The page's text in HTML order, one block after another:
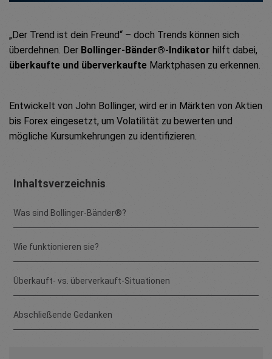
„Der Trend ist dein Freund“ – doch Trends können sich
überdehnen. Der Bollinger-Bänder®-Indikator hilft dabei,
überkaufte und überverkaufte Marktphasen zu erkennen.
Entwickelt von John Bollinger, wird er in Märkten von Aktien
bis Forex eingesetzt, um Volatilität zu bewerten und
mögliche Kursumkehrungen zu identifizieren.
Inhaltsverzeichnis
Was sind Bollinger-Bänder®?
Wie funktionieren sie?
Überkauft- vs. überverkauft-Situationen
Abschließende Gedanken